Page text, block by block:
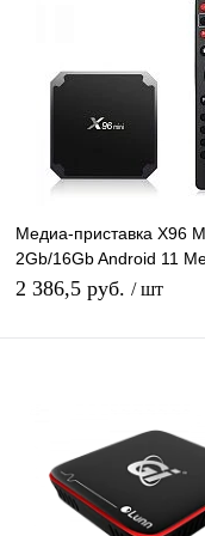
Медиа-приставка X96
2Gb/16Gb Android 11
Smart tv IPTV приставка
2 386,5 руб. / шт
Купить в 1 клик
В избранное